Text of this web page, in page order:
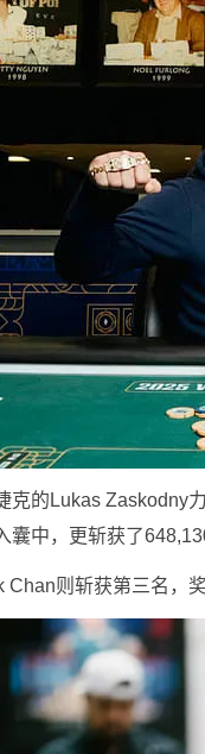
克的Lukas Zaskodny
囊中，更斩获了
Chan则斩获第三名，